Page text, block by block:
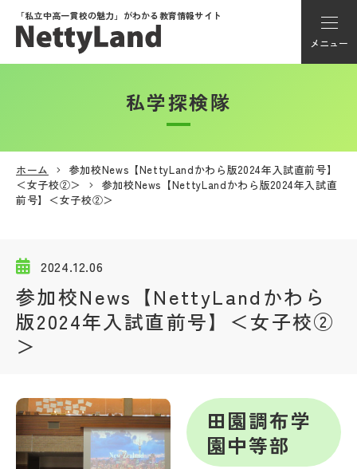
「私立中高一貫校の魅力」がわかる教育情報サイト
メニュー
アカウント登録
メニュー
学校動画
私学探検隊
説明会・イベント情報
私学探検隊
ホーム
参加校News【NettyLandかわら版2024年入試直前号】
＜女子校②＞
参加校News【NettyLandかわら版2024年入試直
前号】＜女子校②＞
2024.12.06
参加校News【NettyLandかわら
版2024年入試直前号】＜女子校②
＞
田園調布学
園中等部